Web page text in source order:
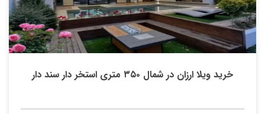
خرید ویلا ارزان در شمال ۳۵۰ متری استخر دار سند دار